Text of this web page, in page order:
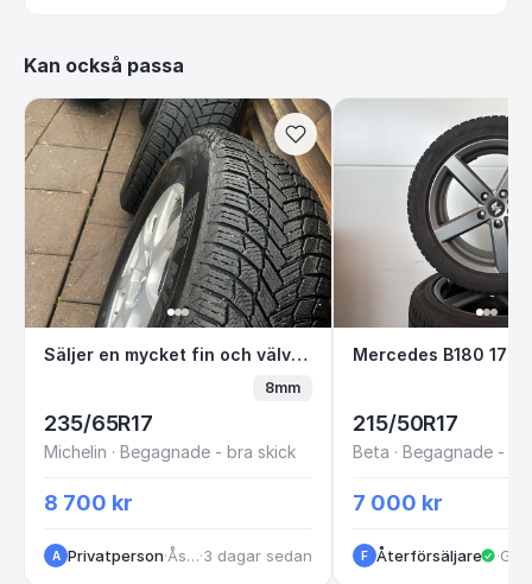
Kan också passa
Säljer en mycket fin och välvårdad
Säljer en mycket fin och välvårdad uppsättning kompletta vinterhjul som passar perfekt till bland annat Audi Q5 (upp till årsmodell 2016/2017) samt flera andra Audi- och modeller.
8mm
235/65R17
Michelin · Begagnade - bra skick
8 700 kr
A Privatperson· Åstorp·3 dagar sedan
Mercedes B180
215/50R17
Beta · Begagnade -
7 000 kr
F Återförsäljare ·